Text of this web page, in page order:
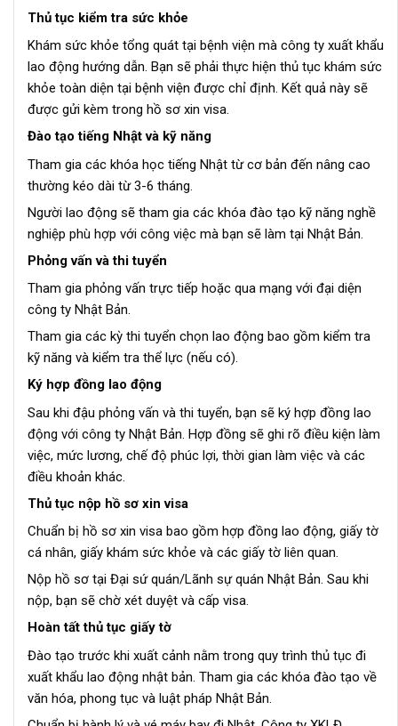
Thủ tục kiểm tra sức khỏe
Khám sức khỏe tổng quát tại bệnh viện mà công ty xuất khẩu
lao động hướng dẫn. Bạn sẽ phải thực hiện thủ tục khám sức
khỏe toàn diện tại bệnh viện được chỉ định. Kết quả này sẽ
được gửi kèm trong hồ sơ xin visa.
Đào tạo tiếng Nhật và kỹ năng
Tham gia các khóa học tiếng Nhật từ cơ bản đến nâng cao
thường kéo dài từ 3-6 tháng.
Người lao động sẽ tham gia các khóa đào tạo kỹ năng nghề
nghiệp phù hợp với công việc mà bạn sẽ làm tại Nhật Bản.
Phỏng vấn và thi tuyển
Tham gia phỏng vấn trực tiếp hoặc qua mạng với đại diện
công ty Nhật Bản.
Tham gia các kỳ thi tuyển chọn lao động bao gồm kiểm tra
kỹ năng và kiểm tra thể lực (nếu có).
Ký hợp đồng lao động
Sau khi đậu phỏng vấn và thi tuyển, bạn sẽ ký hợp đồng lao
động với công ty Nhật Bản. Hợp đồng sẽ ghi rõ điều kiện làm
việc, mức lương, chế độ phúc lợi, thời gian làm việc và các
điều khoản khác.
Thủ tục nộp hồ sơ xin visa
Chuẩn bị hồ sơ xin visa bao gồm hợp đồng lao động, giấy tờ
cá nhân, giấy khám sức khỏe và các giấy tờ liên quan.
Nộp hồ sơ tại Đại sứ quán/Lãnh sự quán Nhật Bản. Sau khi
nộp, bạn sẽ chờ xét duyệt và cấp visa.
Hoàn tất thủ tục giấy tờ
Đào tạo trước khi xuất cảnh nằm trong quy trình thủ tục đi
xuất khẩu lao động nhật bản. Tham gia các khóa đào tạo về
văn hóa, phong tục và luật pháp Nhật Bản.